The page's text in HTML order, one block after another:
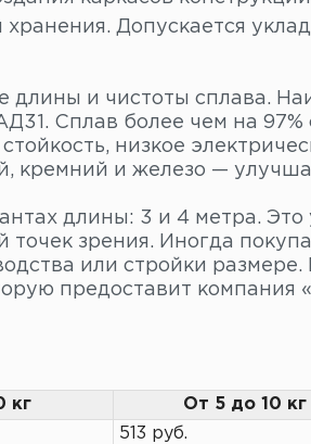
Допускается
длины и чистоты сплава.
Сплав более чем на 97%
низкое
кремний и железо —
длины: 3 и 4 метра. Это
зрения. Иногда
или стройки размере.
предоставит компания
кг От 5 до 10 кг
513 руб.